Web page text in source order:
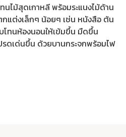
นไม้สุดเกาหลี พร้อมระแนงไม้ด้าน
กแต่งเล็กๆ น้อยๆ เช่น หนังสือ ต้น
โทนห้องนอนให้เข้มขึ้น มืดขึ้น
รดเด่นขึ้น ด้วยบานกระจกพร้อมไฟ